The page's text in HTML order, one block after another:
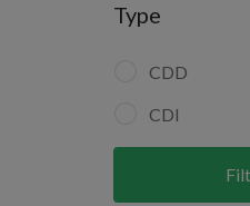
Calvados
Charente-
Côte-d'Or
Deux-Sèvres
Type
CDD
CDI